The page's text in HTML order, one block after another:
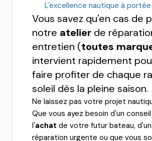
L'excellence nautique à
Vous savez qu'en cas de
notre atelier de
entretien (toutes
intervient rapidement
faire profiter de chaque
soleil dès la pleine saison.
Ne laissez pas votre projet
Que vous ayez besoin d'un
l'achat de votre futur bateau,
réparation urgente ou que vous